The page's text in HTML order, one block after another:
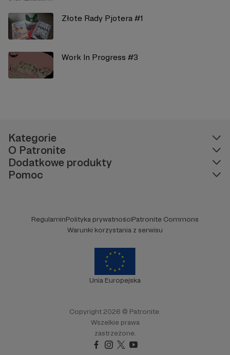
Złote Rady Pjotera #1
Work In Progress #3
Kategorie
O Patronite
Dodatkowe produkty
Pomoc
RegulaminPolityka prywatnościPatronite Commons
Warunki korzystania z serwisu
Unia Europejska
Copyright 2026 © Patronite.
Wszelkie prawa
zastrzeżone.